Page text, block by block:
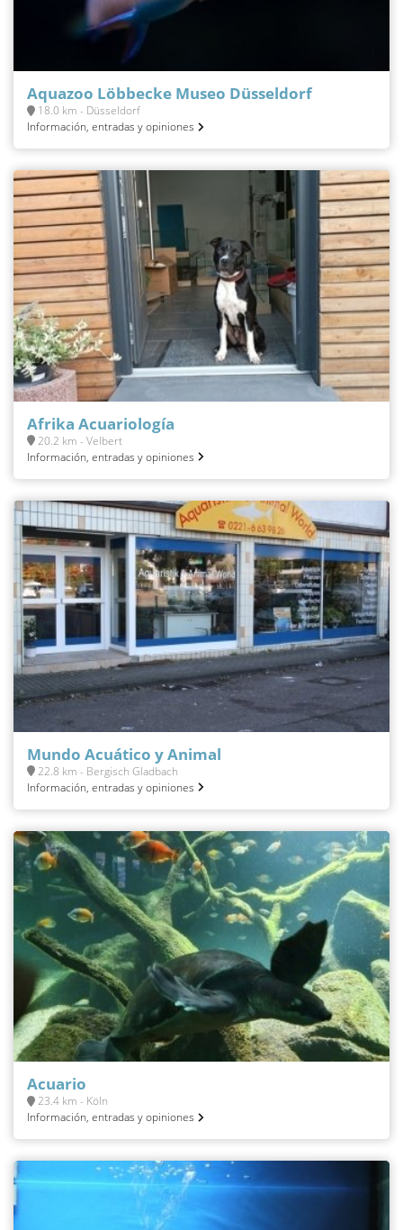
Aquazoo Löbbecke Museo Düsseldorf
18.0 km - Düsseldorf
Información, entradas y opiniones
Afrika Acuariología
20.2 km - Velbert
Información, entradas y opiniones
Mundo Acuático y Animal
22.8 km - Bergisch Gladbach
Información, entradas y opiniones
Acuario
23.4 km - Köln
Información, entradas y opiniones